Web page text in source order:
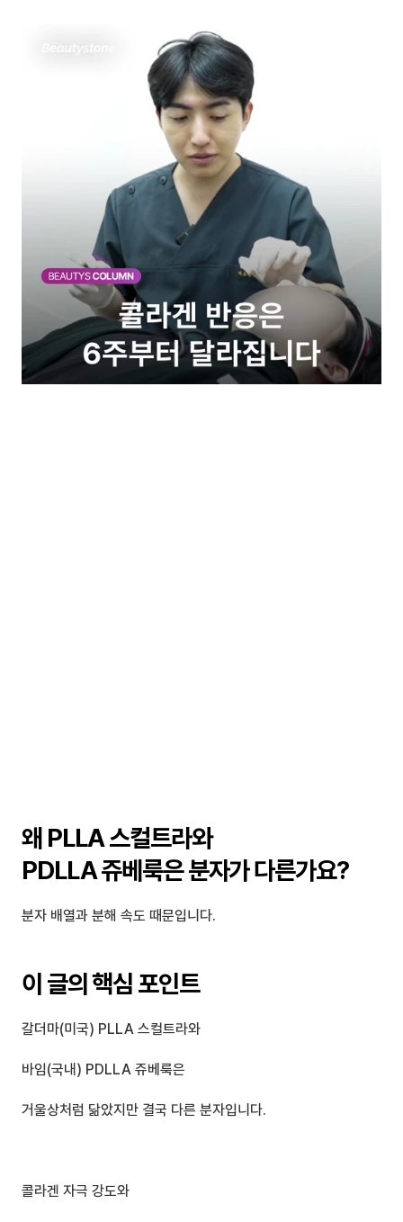
왜 PLLA 스컬트라와
PDLLA 쥬베룩은 분자가 다른가요?
분자 배열과 분해 속도 때문입니다.
이 글의 핵심 포인트
갈더마(미국) PLLA 스컬트라와
바임(국내) PDLLA 쥬베룩은
거울상처럼 닮았지만 결국 다른 분자입니다.
콜라겐 자극 강도와